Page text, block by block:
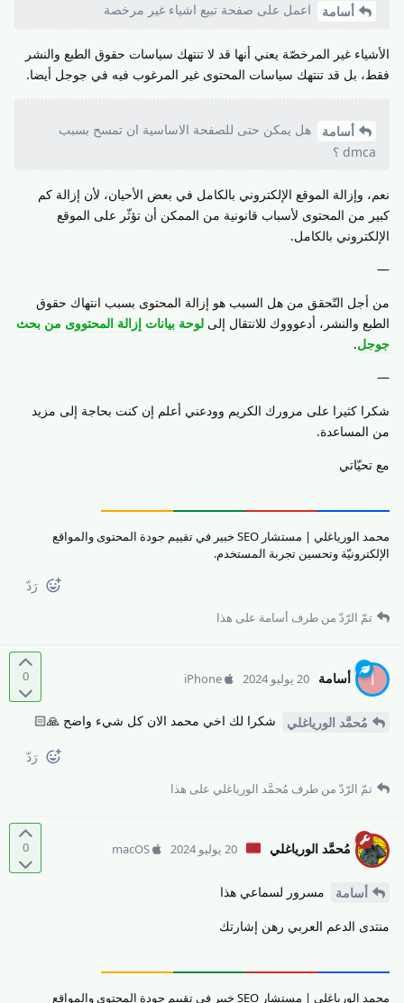
أسامة اعمل على صفحة تبيع اشياء غير مرخصة
الأشياء غير المرخصّة يعني أنها قد لا تنتهك سياسات حقوق الطبع والنشر
فقط، بل قد تنتهك سياسات المحتوى غير المرغوب فيه في جوجل أيضا.
أسامة
هل يمكن حتى للصفحة الاساسية ان تمسح بسبب
dmca ؟
نعم، وإزالة الموقع الإلكتروني بالكامل في بعض الأحيان، لأن إزالة كم
كبير من المحتوى لأسباب قانونية من الممكن أن تؤثّر على الموقع
الإلكتروني بالكامل.
—
من أجل التّحقق من هل السبب هو إزالة المحتوى بسبب انتهاك حقوق
الطبع والنشر، أدعوووك للانتقال إلى لوحة بيانات إزالة المحتووى من بحث
جوجل.
—
شكرا كثيرا على مرورك الكريم وودعني أعلم إن كنت بحاجة إلى مزيد
من المساعدة.
مع تحيّاتي
محمد الورياغلي | مستشار SEO خبير في تقييم جودة المحتوى والمواقع
الإلكترونيّة وتحسين تجربة المستخدم.
رَدّ
تمّ الرّدّ من طرف أسامة على هذا
0 أ أسامة 20 يوليو 2024 iPhone
مُحمَّد الورياغلي شكرا لك اخي محمد الان كل شيء واضح 🙏🏻
رَدّ
تمّ الرّدّ من طرف مُحمَّد الورياغلي على هذا
0 مُحمَّد الورياغلي 20 يوليو 2024 macOS
أسامة مسرور لسماعي هذا
منتدى الدعم العربي رهن إشارتك
محمد الورياغلي | مستشار SEO خبير في تقييم جودة المحتوى والمواقع